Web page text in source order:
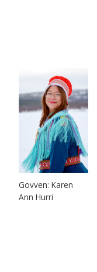
Govven: Karen
Ann Hurri